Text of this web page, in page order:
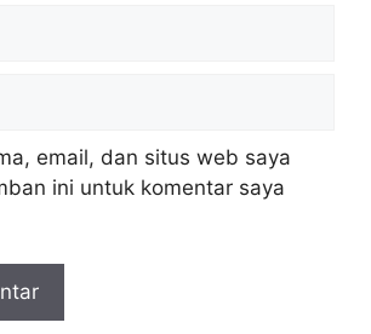
email, dan situs web saya
ini untuk komentar saya